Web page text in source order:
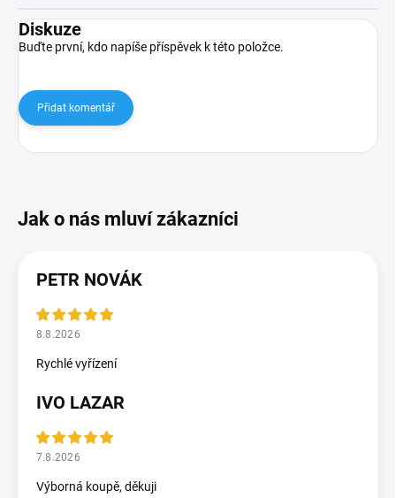
Diskuze
Buďte první, kdo napíše příspěvek k této položce.
Přidat komentář
PETR NOVÁK
8.8.2026
Rychlé vyřízení
IVO LAZAR
7.8.2026
Výborná koupě, děkuji